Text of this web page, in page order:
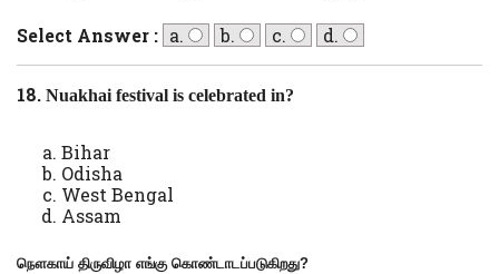
Select Answer : a. b. c. d.
18.Nuakhai festival is celebrated in?
Bihar
Odisha
West Bengal
Assam
நௌகாய் திருவிழா எங்கு கொண்டாடப்படுகிறது?